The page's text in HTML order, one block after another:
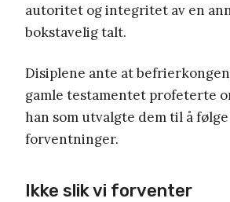
autoritet og integritet av en
bokstavelig talt.
Disiplene ante at
gamle testamentet profeterte
han som utvalgte dem til å
forventninger.
Ikke slik vi forventer